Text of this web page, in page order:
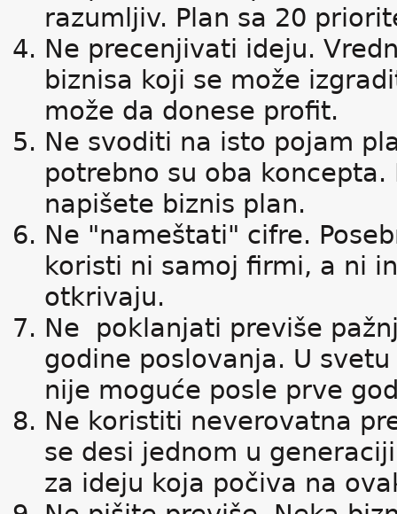
razumljiv. Plan sa 20
Ne precenjivati ideju.
biznisa koji se može
može da donese profit.
Ne svoditi na isto pojam
potrebno su oba
napišete biznis plan.
Ne "nameštati" cifre.
koristi ni samoj firmi, a ni
otkrivaju.
Ne poklanjati previše
godine poslovanja. U
nije moguće posle prve
Ne koristiti neverovatna
se desi jednom u
za ideju koja počiva na